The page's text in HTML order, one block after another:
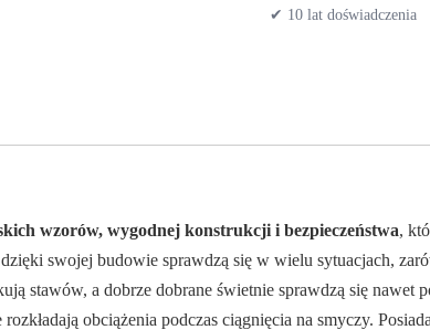
✔ 10 lat doświadczenia
wzorów, wygodnej konstrukcji i bezpieczeństwa,
swojej budowie sprawdzą się w wielu sytuacjach,
stawów, a dobrze dobrane świetnie sprawdzą się nawet
obciążenia podczas ciągnięcia na smyczy.